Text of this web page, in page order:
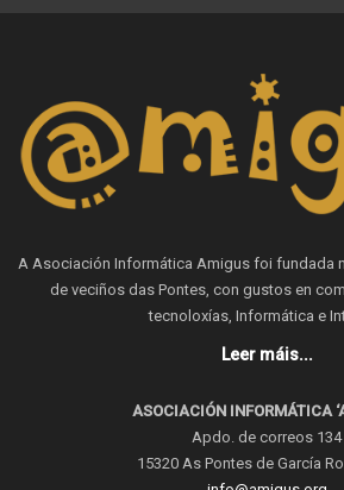
A Asociación Informática Amigus foi fundada
de veciños das Pontes, con gustos en
tecnoloxías, Informática e
Leer máis...
ASOCIACIÓN INFORMÁTICA
Apdo. de correos 134
15320 As Pontes de García